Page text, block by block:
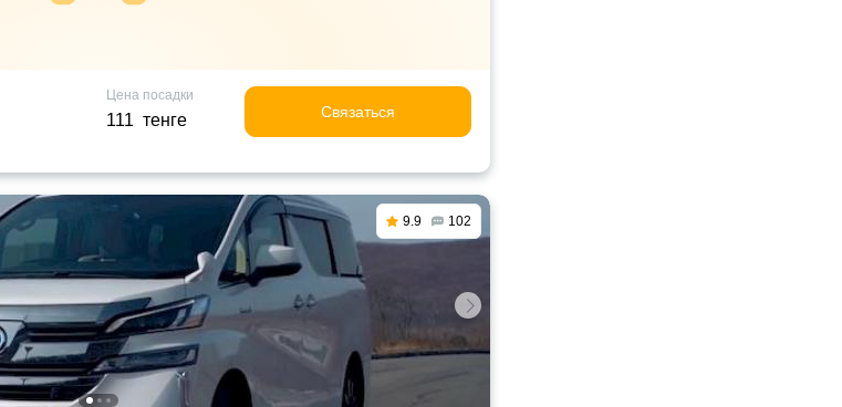
Цена посадки
111 тенге Связаться
9.9 102